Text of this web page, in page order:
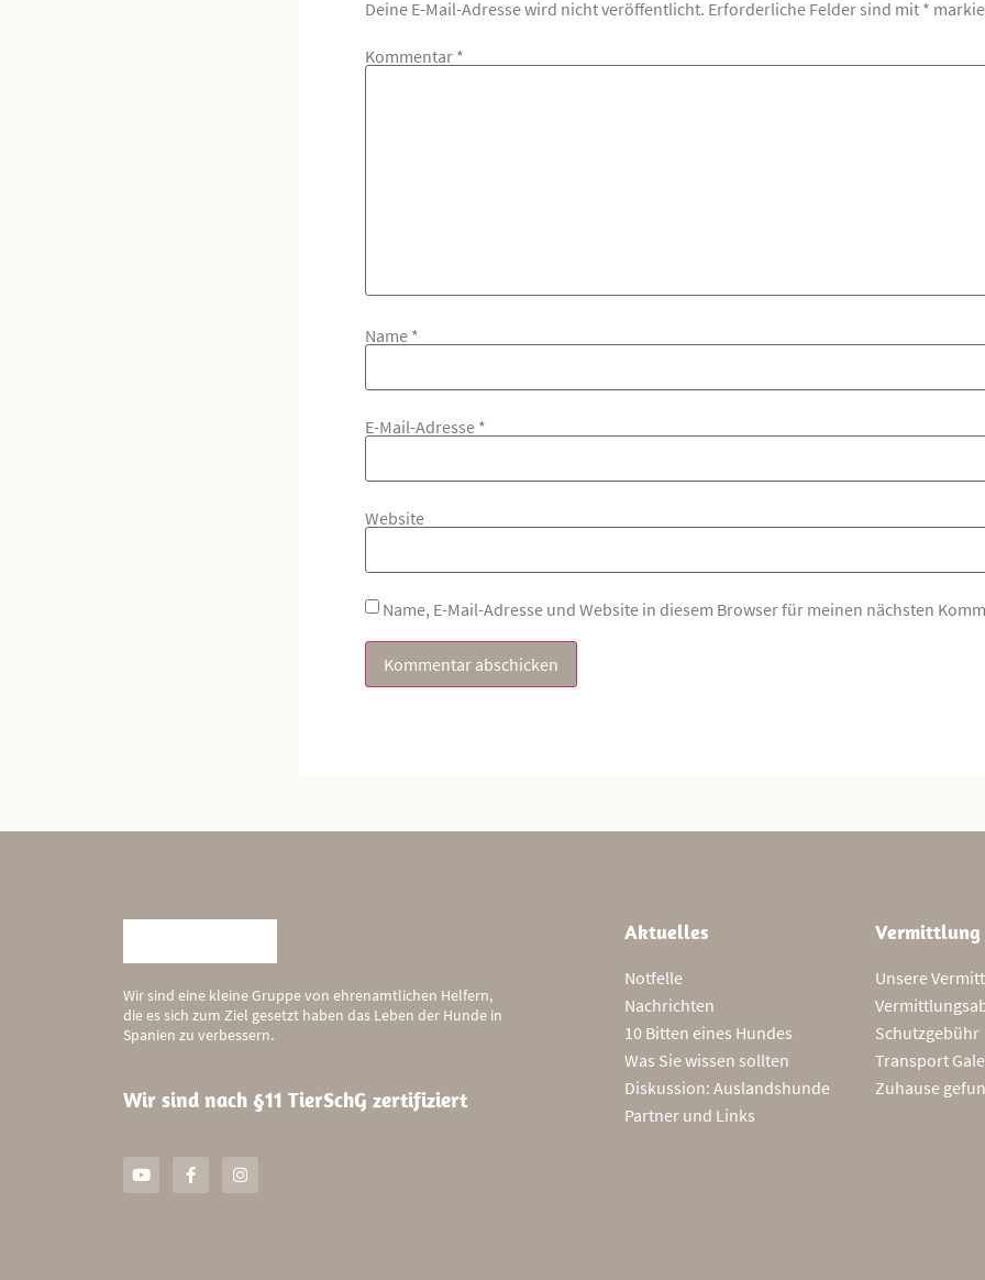
Deine E-Mail-Adresse wird nicht veröffentlicht. Erforderliche Felder sind mit *
Kommentar *
Name *
E-Mail-Adresse *
Website
Name, E-Mail-Adresse und Website in diesem Browser für meinen nächsten
Wir sind eine kleine Gruppe von ehrenamtlichen Helfern,
die es sich zum Ziel gesetzt haben das Leben der Hunde in
Spanien zu verbessern.
Wir sind nach §11 TierSchG zertifiziert
Aktuelles
Notfelle
Nachrichten
10 Bitten eines Hundes
Was Sie wissen sollten
Diskussion: Auslandshunde
Partner und Links
Vermittlung
Unsere
Schutzgebühr
Transport
Zuhause